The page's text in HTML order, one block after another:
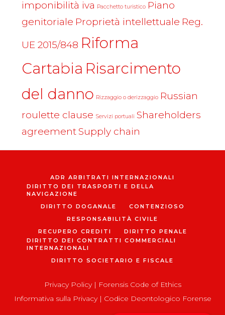
imponibilità iva Pacchetto turistico Piano
genitoriale Proprietà intellettuale Reg.
UE 2015/848 Riforma
Cartabia Risarcimento
del danno Rizzaggio o derizzaggio Russian
roulette clause Servizi portuali Shareholders
agreementSupply chain
ADR ARBITRATI INTERNAZIONALI
DIRITTO DEI TRASPORTI E DELLA
NAVIGAZIONE
DIRITTO DOGANALE
CONTENZIOSO
RESPONSABILITÀ CIVILE
RECUPERO CREDITI
DIRITTO PENALE
DIRITTO DEI CONTRATTI COMMERCIALI
INTERNAZIONALI
DIRITTO SOCIETARIO E FISCALE
Privacy Policy| Forensis Code of Ethics
Informativa sulla Privacy| Codice Deontologico Forense